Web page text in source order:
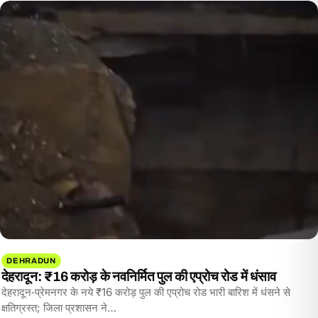
DEHRADUN
देहरादून: ₹16 करोड़ के नवनिर्मित पुल की एप्रोच रोड में धंसाव
देहरादून‑प्रेमनगर के नये ₹16 करोड़ पुल की एप्रोच रोड भारी बारिश में धंसने से
क्षतिग्रस्त; जिला प्रशासन ने…